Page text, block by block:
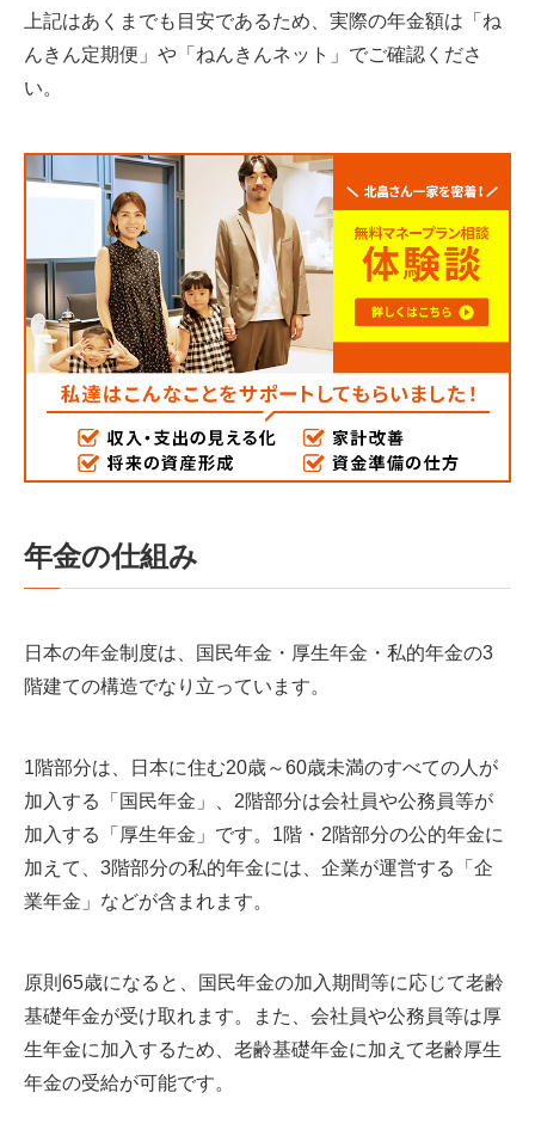
上記はあくまでも目安であるため、実際の年金額は「ね
んきん定期便」や「ねんきんネット」でご確認くださ
い。
年金の仕組み
日本の年金制度は、国民年金・厚生年金・私的年金の3
階建ての構造でなり立っています。
1階部分は、日本に住む20歳～60歳未満のすべての人が
加入する「国民年金」、2階部分は会社員や公務員等が
加入する「厚生年金」です。1階・2階部分の公的年金に
加えて、3階部分の私的年金には、企業が運営する「企
業年金」などが含まれます。
原則65歳になると、国民年金の加入期間等に応じて老齢
基礎年金が受け取れます。また、会社員や公務員等は厚
生年金に加入するため、老齢基礎年金に加えて老齢厚生
年金の受給が可能です。